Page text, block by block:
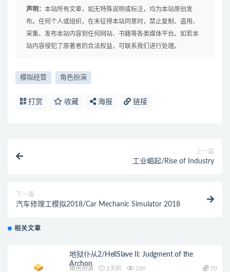
声明： 本站所有文章，如无特殊说明或标注，均为本站原创发
布。任何个人或组织，在未征得本站同意时，禁止复制、盗用、
采集、发布本站内容到任何网站、书籍等各类媒体平台。如若本
站内容侵犯了原著者的合法权益，可联系我们进行处理。
模拟经营 角色扮演
打赏 收藏 海报 链接
上一篇
工业崛起/Rise of Industry
下一篇
汽车修理工模拟2018/Car Mechanic Simulator 2018
相关文章
地狱仆从2/HellSlave II: Judgment of the
Archon
角色扮演 2天前 289 70